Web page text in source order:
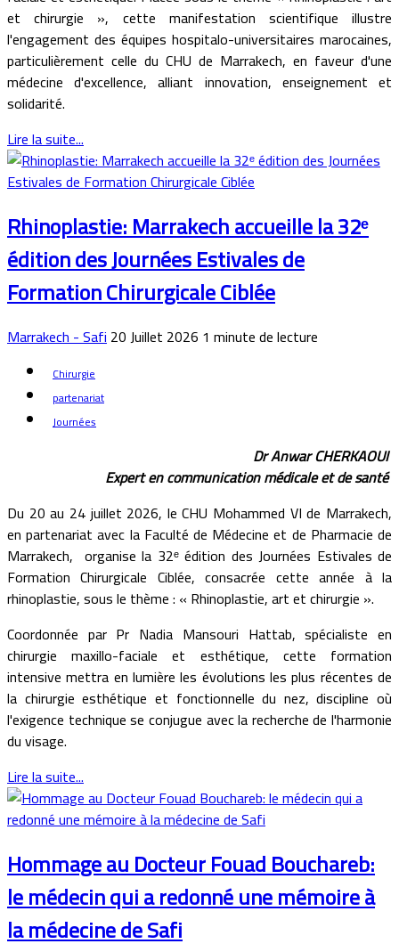
et chirurgie », cette manifestation scientifique illustre
l'engagement des équipes hospitalo-universitaires marocaines,
particulièrement celle du CHU de Marrakech, en faveur d'une
médecine d'excellence, alliant innovation, enseignement et
solidarité.
Lire la suite...
Rhinoplastie: Marrakech accueille la 32ᵉ
édition des Journées Estivales de
Formation Chirurgicale Ciblée
Marrakech - Safi20 Juillet 2026 1 minute de lecture
Chirurgie
partenariat
Journées
Dr Anwar CHERKAOUI
Expert en communication médicale et de santé
Du 20 au 24 juillet 2026, le CHU Mohammed VI de Marrakech,
en partenariat avec la Faculté de Médecine et de Pharmacie de
Marrakech, organise la 32ᵉ édition des Journées Estivales de
Formation Chirurgicale Ciblée, consacrée cette année à la
rhinoplastie, sous le thème : « Rhinoplastie, art et chirurgie ».
Coordonnée par Pr Nadia Mansouri Hattab, spécialiste en
chirurgie maxillo-faciale et esthétique, cette formation
intensive mettra en lumière les évolutions les plus récentes de
la chirurgie esthétique et fonctionnelle du nez, discipline où
l'exigence technique se conjugue avec la recherche de l'harmonie
du visage.
Lire la suite...
Hommage au Docteur Fouad Bouchareb:
le médecin qui a redonné une mémoire à
la médecine de Safi